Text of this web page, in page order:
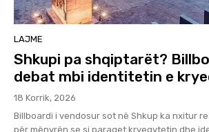
LAJME
Shkupi pa shqiptarët?
debat mbi identitetin e
18 Korrik, 2026
Billboardi i vendosur sot në Shkup ka nxitur
për mënyrën se si paraqet kryeqytetin dhe